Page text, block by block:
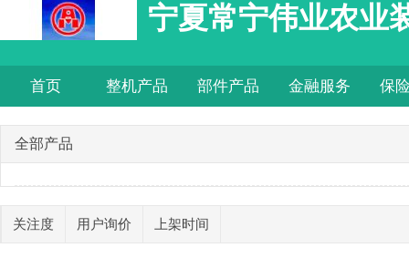
宁夏常宁伟业农业
首页 整机产品 部件产品 金融服务 保
全部产品
关注度 用户询价 上架时间